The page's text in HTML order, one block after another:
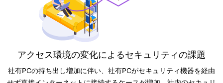
アクセス環境の変化によるセキュリティの課題
社有PCの持ち出し増加に伴い、社有PCがセキュリティ機器を経由